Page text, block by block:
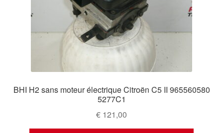
BHI H2 sans moteur électrique Citroën C5 II 965560580
5277C1
€ 121,00